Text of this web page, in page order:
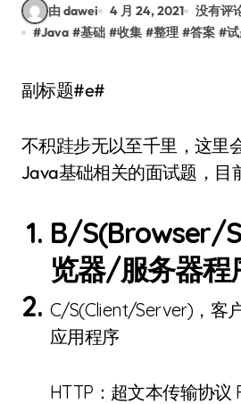
由 dawei 4 月 24, 2021
没有评
#Java #基础 #收集 #整理 #答案 #
副标题#e#
不积跬步无以至千里，这里
Java基础相关的面试题，目
B/S(Browser/
览器/服务器程
C/S(Client/Server)，客户端/服务端，桌面
应用程序
HTTP：超文本传输协议 FTP：文件传输协